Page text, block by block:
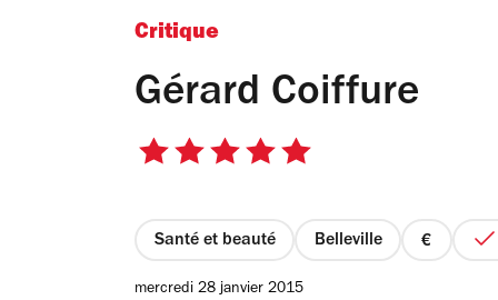
Critique
Gérard Coiffure
5
étoiles
Santé et beauté Belleville
prix
mercredi 28 janvier 2015